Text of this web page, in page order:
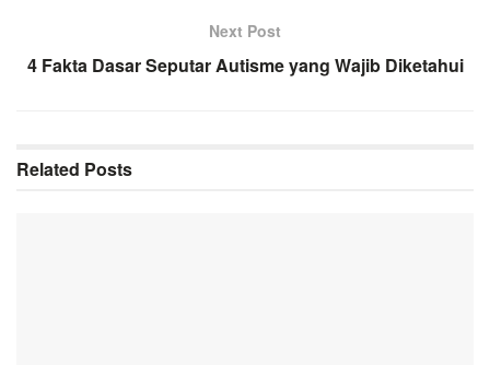
Next Post
4 Fakta Dasar Seputar Autisme yang Wajib Diketahui
Related Posts